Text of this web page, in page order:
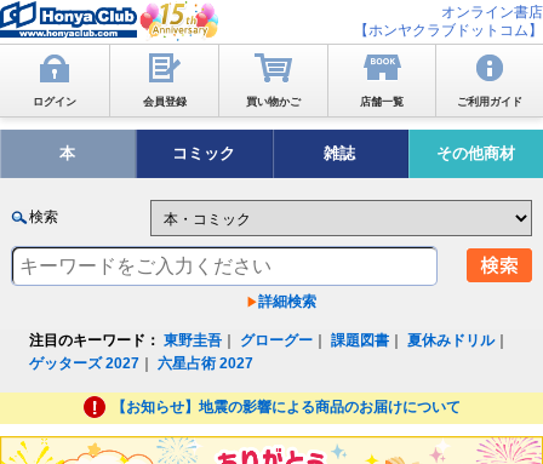
オンライン書店
【ホンヤクラブドットコム】
ログイン 会員登録 買い物かご 店舗一覧 ご利用ガイド
本 コミック 雑誌 その他商材
検索
詳細検索
注目のキーワード： 東野圭吾 グローグー ｜課題図書 ｜夏休みドリル｜
ゲッターズ 2027 ｜六星占術 2027
【お知らせ】地震の影響による商品のお届けについて